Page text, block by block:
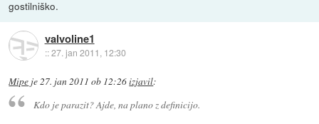
gostilniško.
valvoline1
::27. jan 2011, 12:30
Mipe je 27. jan 2011 ob 12:26izjavil:
Kdo je parazit? Ajde, na plano z definicijo.